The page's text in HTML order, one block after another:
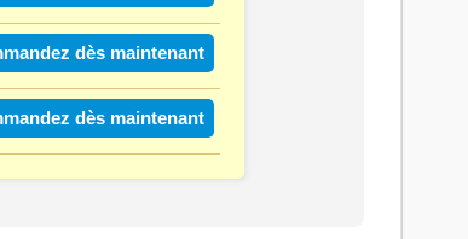
dès maintenant
dès maintenant